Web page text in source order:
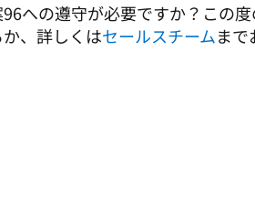
への遵守が必要ですか？この
、詳しくはセールスチームまで